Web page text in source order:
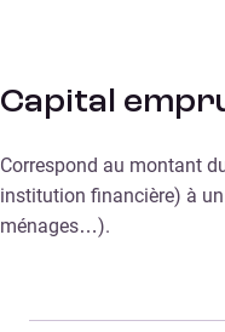
Capital
Correspond au montant
institution financière) à
ménages…).